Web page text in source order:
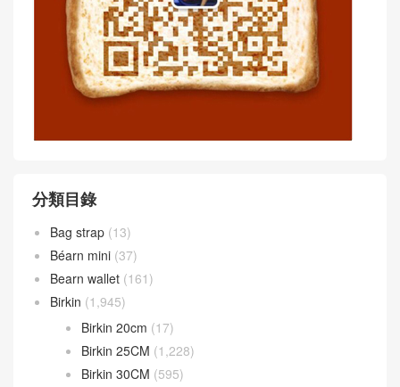
分類目錄
Bag strap (13)
Béarn mini (37)
Bearn wallet (161)
Birkin (1,945)
Birkin 20cm (17)
Birkin 25CM (1,228)
Birkin 30CM (595)